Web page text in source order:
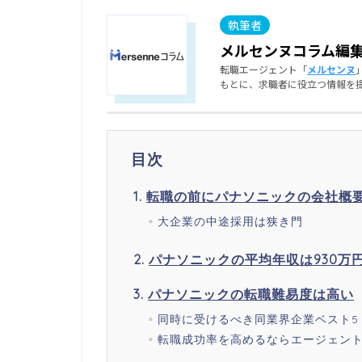
メルセンヌコラム編
転職エージェント「メルセンヌ
もとに、求職者に役立つ情報を
目次
転職の前にパナソニックの会社概
大企業の中途採用は狭き門
パナソニックの平均年収は930万
パナソニックの転職難易度は高い
同時に受けるべき同業界企業ベスト5
転職成功率を高めるならエージェン